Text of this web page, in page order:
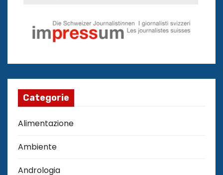
Categorie
Alimentazione
Ambiente
Andrologia